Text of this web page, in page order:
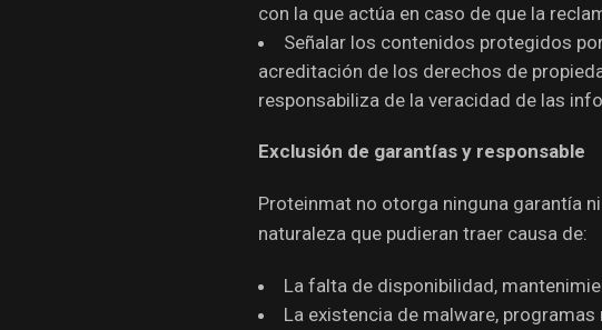
con la que actúa en caso de que la
Señalar los contenidos protegidos
acreditación de los derechos de
responsabiliza de la veracidad de las
Exclusión de garantías y responsable
Proteinmat no otorga ninguna garantía
naturaleza que pudieran traer causa de:
La falta de disponibilidad,
La existencia de malware,